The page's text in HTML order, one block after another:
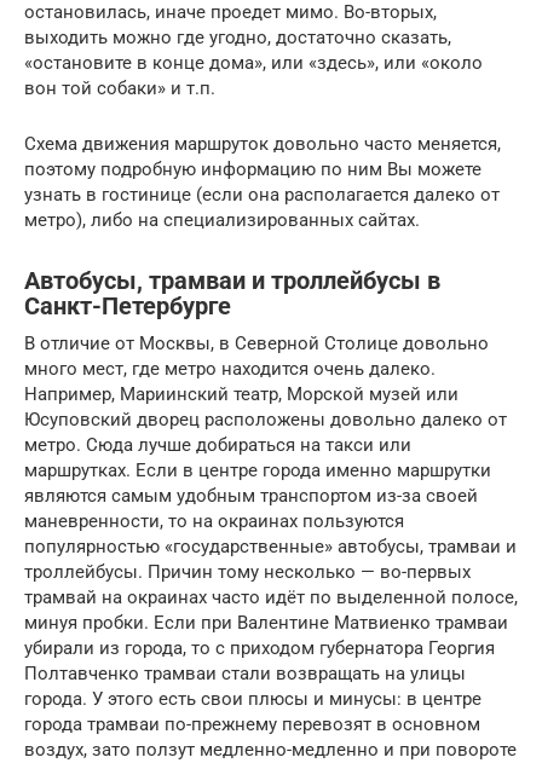
остановилась, иначе проедет мимо. Во-вторых,
выходить можно где угодно, достаточно сказать,
«остановите в конце дома», или «здесь», или «около
вон той собаки» и т.п.
Схема движения маршруток довольно часто меняется,
поэтому подробную информацию по ним Вы можете
узнать в гостинице (если она располагается далеко от
метро), либо на специализированных сайтах.
Автобусы, трамваи и троллейбусы в
Санкт-Петербурге
В отличие от Москвы, в Северной Столице довольно
много мест, где метро находится очень далеко.
Например, Мариинский театр, Морской музей или
Юсуповский дворец расположены довольно далеко от
метро. Сюда лучше добираться на такси или
маршрутках. Если в центре города именно маршрутки
являются самым удобным транспортом из-за своей
маневренности, то на окраинах пользуются
популярностью «государственные» автобусы, трамваи и
троллейбусы. Причин тому несколько — во-первых
трамвай на окраинах часто идёт по выделенной полосе,
минуя пробки. Если при Валентине Матвиенко трамваи
убирали из города, то с приходом губернатора Георгия
Полтавченко трамваи стали возвращать на улицы
города. У этого есть свои плюсы и минусы: в центре
города трамваи по-прежнему перевозят в основном
воздух, зато ползут медленно-медленно и при повороте